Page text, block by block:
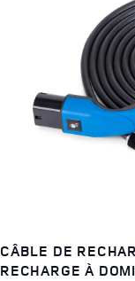
CÂBLE DE
RECHARGE À